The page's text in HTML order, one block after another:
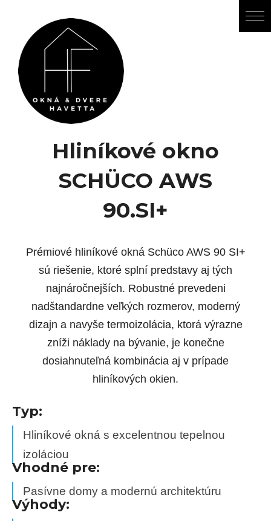
Hliníkové okno
SCHÜCO AWS
90.SI+
Prémiové hliníkové okná Schüco AWS 90 SI+
sú riešenie, ktoré splní predstavy aj tých
najnáročnejších. Robustné prevedeni
nadštandardne veľkých rozmerov, moderný
dizajn a navyše termoizolácia, ktorá výrazne
zníži náklady na bývanie, je konečne
dosiahnuteľná kombinácia aj v prípade
hliníkových okien.
Typ:
Hliníkové okná s excelentnou tepelnou
izoláciou
Vhodné pre:
Pasívne domy a modernú architektúru
Výhody: